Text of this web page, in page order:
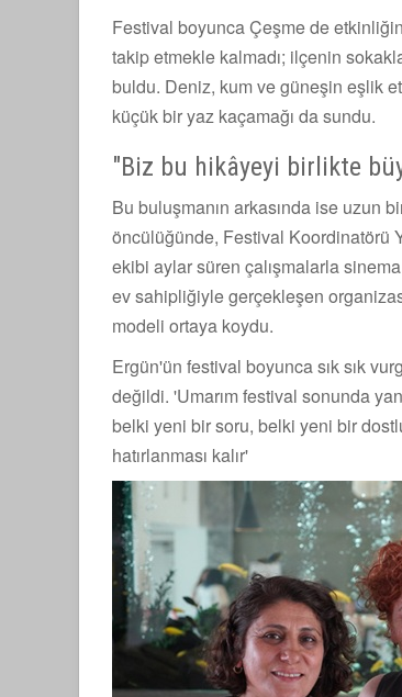
Festival boyunca Çeşme de
takip etmekle kalmadı; ilçenin
buldu. Deniz, kum ve güneşin eşlik
küçük bir yaz kaçamağı da sundu.
"Biz bu hikâyeyi birlikte
Bu buluşmanın arkasında ise uzun
öncülüğünde, Festival Koordinatörü
ekibi aylar süren çalışmalarla
ev sahipliğiyle gerçekleşen
modeli ortaya koydu.
Ergün'ün festival boyunca sık sık
değildi. 'Umarım festival sonunda
belki yeni bir soru, belki yeni bir
hatırlanması kalır'